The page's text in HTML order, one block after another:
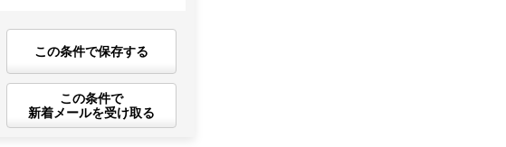
この条件で保存する
この条件で
新着メールを受け取る